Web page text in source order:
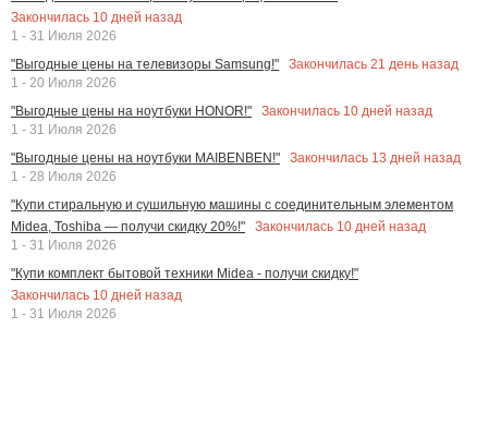
Закончилась 10 дней назад
1 - 31 Июля 2026
"Выгодные цены на телевизоры Samsung!"
Закончилась 21 день назад
1 - 20 Июля 2026
"Выгодные цены на ноутбуки HONOR!"
Закончилась 10 дней назад
1 - 31 Июля 2026
"Выгодные цены на ноутбуки MAIBENBEN!"
Закончилась 13 дней назад
1 - 28 Июля 2026
"Купи стиральную и сушильную машины с соединительным элементом
Midea, Toshiba — получи скидку 20%!"
Закончилась 10 дней назад
1 - 31 Июля 2026
"Купи комплект бытовой техники Midea - получи скидку!"
Закончилась 10 дней назад
1 - 31 Июля 2026